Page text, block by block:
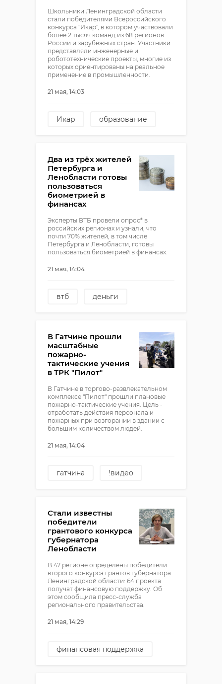
Школьники Ленинградской области
стали победителями Всероссийского
конкурса "Икар", в котором участвовали
более 2 тысяч команд из 68 регионов
России и зарубежных стран. Участники
представляли инженерные и
робототехнические проекты, многие из
которых ориентированы на реальное
применение в промышленности.
21 мая, 14:03
Икар
образование
Два из трёх жителей
Петербурга и
Ленобласти готовы
пользоваться
биометрией в
финансах
Эксперты ВТБ провели опрос* в
российских регионах и узнали, что
почти 70% жителей, в том числе
Петербурга и Ленобласти, готовы
пользоваться биометрией в финансах.
21 мая, 14:04
втб
деньги
В Гатчине прошли
масштабные
пожарно-
тактические учения
в ТРК "Пилот"
В Гатчине в торгово-развлекательном
комплексе "Пилот" прошли плановые
пожарно-тактические учения. Цель -
отработать действия персонала и
пожарных при возгорании в здании с
большим количеством людей.
21 мая, 14:04
гатчина
!видео
Стали известны
победители
грантового конкурса
губернатора
Ленобласти
В 47 регионе определены победители
второго конкурса грантов губернатора
Ленинградской области: 64 проекта
получат финансовую поддержку. Об
этом сообщила пресс-служба
регионального правительства.
21 мая, 14:29
финансовая поддержка